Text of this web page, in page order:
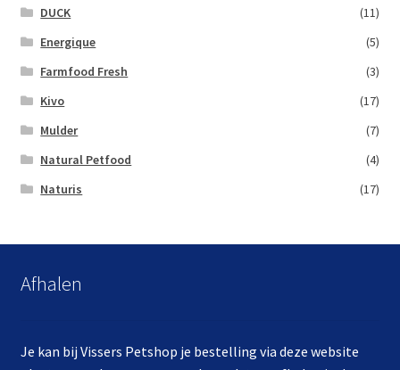
DUCK
(11)
Energique
(5)
Farmfood Fresh
(3)
Kivo
(17)
Mulder
(7)
Natural Petfood
(4)
Naturis
(17)
Afhalen
Je kan bij Vissers Petshop je bestelling via deze website